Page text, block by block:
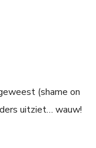
(shame on
uitziet… wauw!